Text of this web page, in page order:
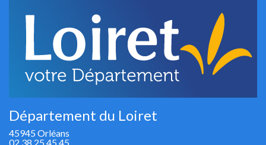
Département du Loiret
45945 Orléans
02 38 25 45 45